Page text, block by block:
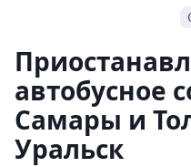
автобусное
Самары и
Уральск